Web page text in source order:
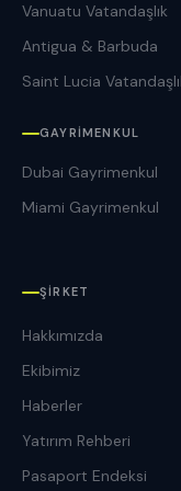
Vanuatu Vatandaşlık
Antigua & Barbuda
Saint Lucia
GAYRIMENKUL
Dubai Gayrimenkul
Miami Gayrimenkul
ŞIRKET
Hakkımızda
Ekibimiz
Haberler
Yatırım Rehberi
Pasaport Endeksi